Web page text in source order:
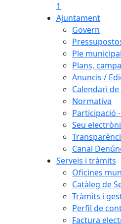
1
Ajuntament
Govern
Ple municipal
Plans,
Anuncis /
Calendari
Normativa
Participació
Seu
Canal
Serveis i tràmits
Oficines
Catàleg de
Tràmits i
Perfil de
Factura